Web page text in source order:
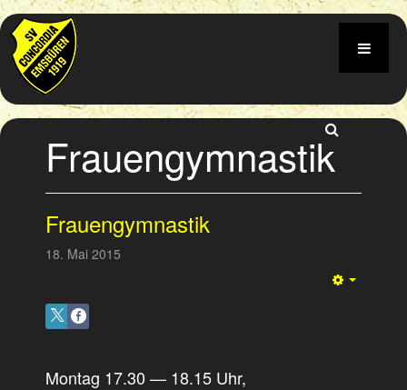
Frauengymnastik
Frauengymnastik
18. Mai 2015
Montag 17.30 — 18.15 Uhr,